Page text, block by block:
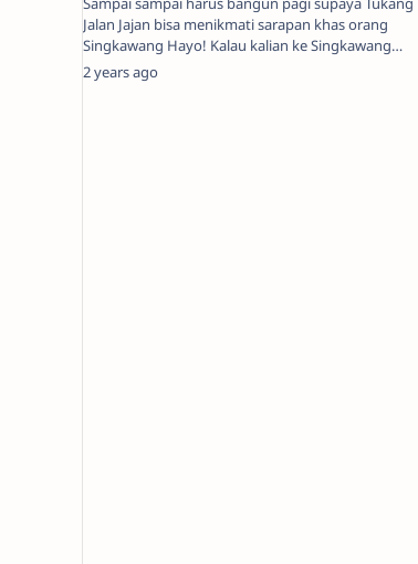
Jalan Jajan bisa menikmati sarapan khas orang
Singkawang Hayo! Kalau kalian ke Singkawang
jajannya apa…
2 years ago